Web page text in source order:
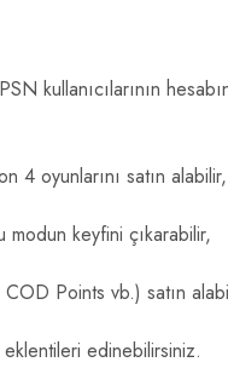
kullanıcılarının
4 oyunlarını satın alabilir,
keyfini çıkarabilir,
Points vb.) satın
edinebilirsiniz.